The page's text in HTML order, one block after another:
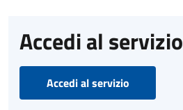
Accedi al servizio
Accedi al servizio